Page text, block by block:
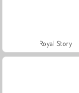
Royal Story